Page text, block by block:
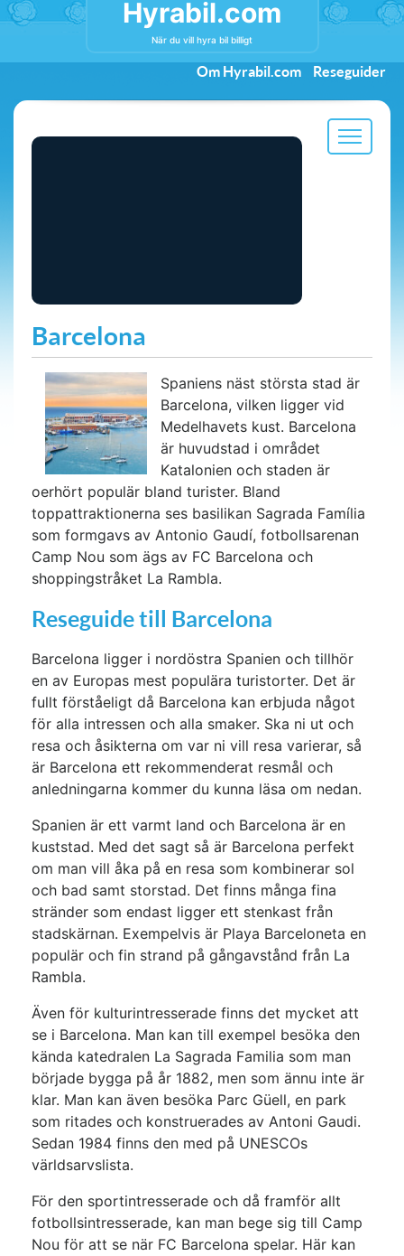
Hyrabil.com
När du vill hyra bil billigt
Om Hyrabil.com Reseguider
Barcelona
Spaniens näst största stad är
Barcelona, vilken ligger vid
Medelhavets kust. Barcelona
är huvudstad i området
Katalonien och staden är
oerhört populär bland turister. Bland
toppattraktionerna ses basilikan Sagrada Família
som formgavs av Antonio Gaudí, fotbollsarenan
Camp Nou som ägs av FC Barcelona och
shoppingstråket La Rambla.
Reseguide till Barcelona
Barcelona ligger i nordöstra Spanien och tillhör
en av Europas mest populära turistorter. Det är
fullt förståeligt då Barcelona kan erbjuda något
för alla intressen och alla smaker. Ska ni ut och
resa och åsikterna om var ni vill resa varierar, så
är Barcelona ett rekommenderat resmål och
anledningarna kommer du kunna läsa om nedan.
Spanien är ett varmt land och Barcelona är en
kuststad. Med det sagt så är Barcelona perfekt
om man vill åka på en resa som kombinerar sol
och bad samt storstad. Det finns många fina
stränder som endast ligger ett stenkast från
stadskärnan. Exempelvis är Playa Barceloneta en
populär och fin strand på gångavstånd från La
Rambla.
Även för kulturintresserade finns det mycket att
se i Barcelona. Man kan till exempel besöka den
kända katedralen La Sagrada Familia som man
började bygga på år 1882, men som ännu inte är
klar. Man kan även besöka Parc Güell, en park
som ritades och konstruerades av Antoni Gaudi.
Sedan 1984 finns den med på UNESCOs
världsarvslista.
För den sportintresserade och då framför allt
fotbollsintresserade, kan man bege sig till Camp
Nou för att se när FC Barcelona spelar. Här kan